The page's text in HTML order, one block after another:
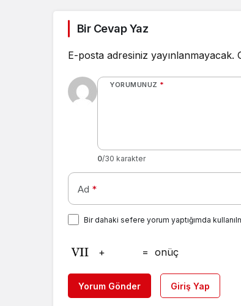
Bir Cevap Yaz
E-posta adresiniz yayınlanmayacak.
YORUMUNUZ *
0/30 karakter
Ad *
Bir dahaki sefere yorum yaptığımda
+ = onüç
Yorum Gönder Giriş Yap